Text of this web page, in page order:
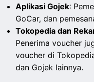
Aplikasi Gojek:
GoCar, dan
Tokopedia dan
Penerima voucher
voucher di
dan Gojek lainnya.